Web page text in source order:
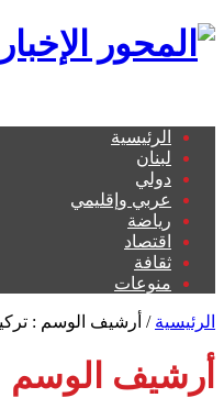
الرئيسية
لبنان
دولي
عربي وإقليمي
رياضة
اقتصاد
ثقافة
منوعات
الرئيسية / أرشيف الوسم :
أرشيف